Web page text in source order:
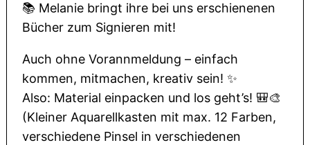
📚 Melanie bringt ihre bei uns erschienenen
Bücher zum Signieren mit!
Auch ohne Vorannmeldung – einfach
kommen, mitmachen, kreativ sein! ✨
Also: Material einpacken und los geht’s! 🎒🎨
(Kleiner Aquarellkasten mit max. 12 Farben,
verschiedene Pinsel in verschiedenen